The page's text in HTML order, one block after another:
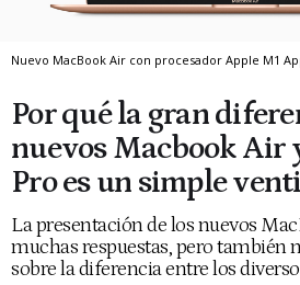
Nuevo MacBook Air con procesador Apple M1
Por qué la gran
nuevos Macbook Air
Pro es un simple
La presentación de los nuevos
muchas respuestas, pero también
sobre la diferencia entre los